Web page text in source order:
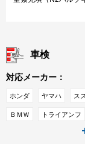
車検
対応メーカー：
ホンダ ヤマハ ス
ＢＭＷ トライアンフ